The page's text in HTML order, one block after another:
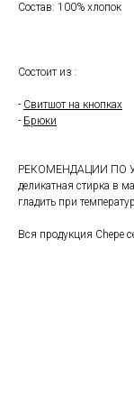
Состав: 100% хлопок
Состоит из :
- Свитшот на кнопках
- Брюки
РЕКОМЕНДАЦИИ ПО
деликатная стирка в
гладить при
Вся продукция Chepe